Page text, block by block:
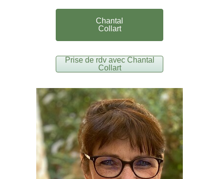
Chantal
Collart
Prise de rdv avec Chantal
Collart